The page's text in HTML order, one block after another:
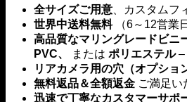
か
ら
$199.00
全サイズご用意 、カスタムフ
世界中送料無料（6～12営業日
高品質なマリングレードビニ
PVC、
または ポリエステル–
リアカメラ用の穴（オプショ
無料返品＆全額返金 ご満足い
迅速で丁寧なカスタマーサポ